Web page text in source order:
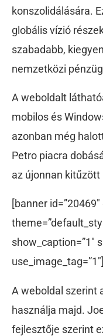
konszolidálására.
globális vízió
szabadabb,
nemzetközi
A weboldalt
mobilos és
azonban még
Petro piacra
az újonnan
[banner
show_caption=”1″
use_image_tag=”1″]
A weboldal szerint
használja majd.
fejlesztője szerint